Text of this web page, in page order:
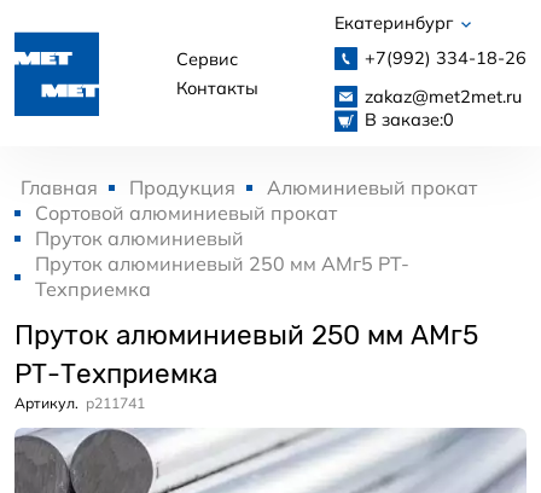
Сервис
Контакты
Екатеринбург
+7(992) 334-18-26
zakaz@met2met.ru
В заказе:0
Главная Продукция
Алюминиевый прокат
Сортовой алюминиевый прокат
Пруток алюминиевый
Пруток алюминиевый 250 мм АМг5 РТ-
Техприемка
Пруток алюминиевый 250 мм АМг5
РТ-Техприемка
Артикул. p211741